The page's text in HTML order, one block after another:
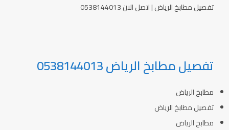
تفصيل مطابخ الرياض | اتصل الان 0538144013
تفصيل مطابخ الرياض 0538144013
مطابخ الرياض
تفصيل مطابخ الرياض
مطابخ الرياض